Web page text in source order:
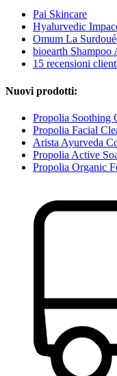
Pai Skincare
Hyalurvedic
Omum La
bioearth Shampoo
15 recensioni
Nuovi prodotti:
Propolia Soothing
Propolia Facial
Arista Ayurveda
Propolia Active
Propolia Organic